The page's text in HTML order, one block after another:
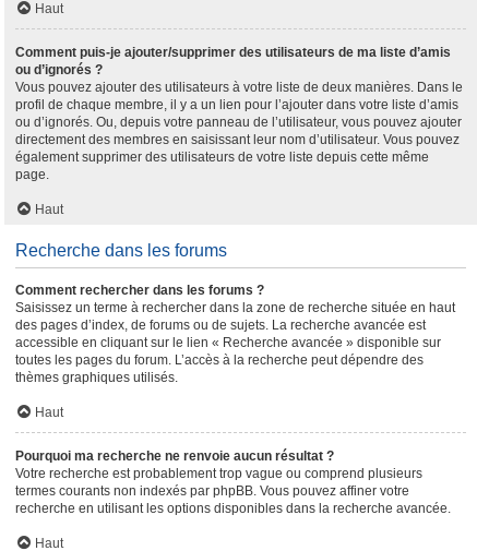
Haut
Comment puis-je ajouter/supprimer des utilisateurs de ma liste d’amis
ou d’ignorés ?
Vous pouvez ajouter des utilisateurs à votre liste de deux manières. Dans le
profil de chaque membre, il y a un lien pour l’ajouter dans votre liste d’amis
ou d’ignorés. Ou, depuis votre panneau de l’utilisateur, vous pouvez ajouter
directement des membres en saisissant leur nom d’utilisateur. Vous pouvez
également supprimer des utilisateurs de votre liste depuis cette même
page.
Haut
Recherche dans les forums
Comment rechercher dans les forums ?
Saisissez un terme à rechercher dans la zone de recherche située en haut
des pages d’index, de forums ou de sujets. La recherche avancée est
accessible en cliquant sur le lien « Recherche avancée » disponible sur
toutes les pages du forum. L’accès à la recherche peut dépendre des
thèmes graphiques utilisés.
Haut
Pourquoi ma recherche ne renvoie aucun résultat ?
Votre recherche est probablement trop vague ou comprend plusieurs
termes courants non indexés par phpBB. Vous pouvez affiner votre
recherche en utilisant les options disponibles dans la recherche avancée.
Haut